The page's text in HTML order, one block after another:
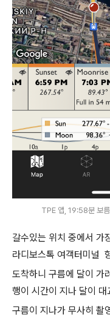
TPE 앱, 19:58분 보
갈수있는 위치 중에서 가
라디보스톡 여객터미널
도착하니 구름에 달이 가
행이 시간이 지나 달이
구름이 지나가 무사히 촬